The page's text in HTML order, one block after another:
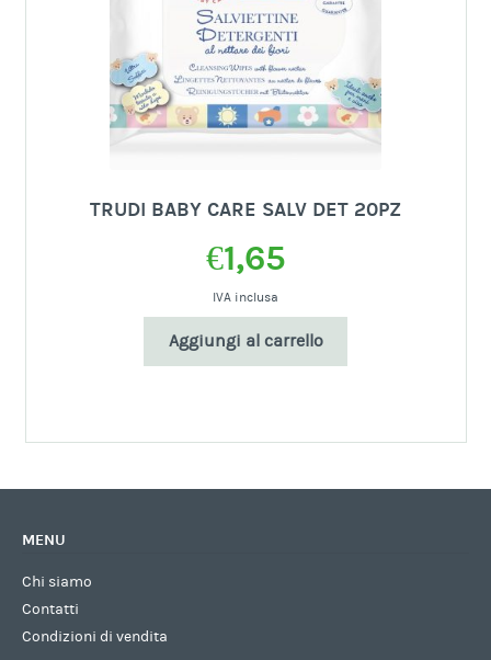
TRUDI BABY CARE SALV DET 20PZ
€1,65
IVA inclusa
Aggiungi al carrello
MENU
Chi siamo
Contatti
Condizioni di vendita